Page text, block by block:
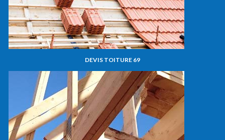
DEVIS TOITURE 69